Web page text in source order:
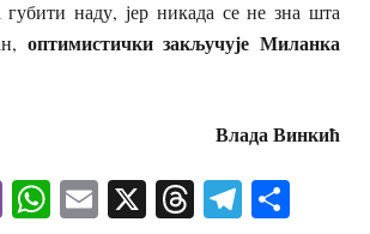
губити наду, јер никада се не зна шта
оптимистички закључује Миланка
Влада Винкић
ViberWhatsApp
Email
X Threads